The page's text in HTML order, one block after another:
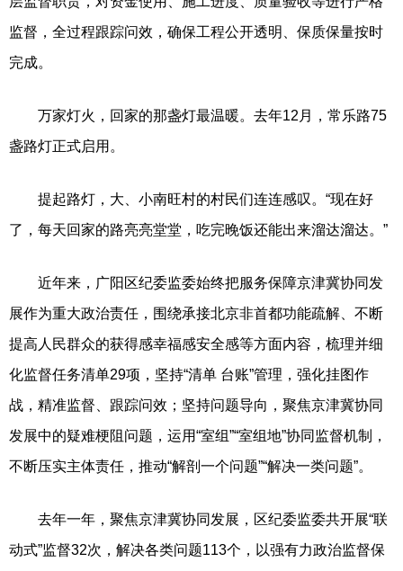
监督，全过程跟踪问效，确保工程公开透明、保质保量按时
完成。
万家灯火，回家的那盏灯最温暖。去年12月，常乐路75
盏路灯正式启用。
提起路灯，大、小南旺村的村民们连连感叹。“现在好
了，每天回家的路亮亮堂堂，吃完晚饭还能出来溜达溜达。”
近年来，广阳区纪委监委始终把服务保障京津冀协同发
展作为重大政治责任，围绕承接北京非首都功能疏解、不断
提高人民群众的获得感幸福感安全感等方面内容，梳理并细
化监督任务清单29项，坚持“清单 台账”管理，强化挂图作
战，精准监督、跟踪问效；坚持问题导向，聚焦京津冀协同
发展中的疑难梗阻问题，运用“室组”“室组地”协同监督机制，
不断压实主体责任，推动“解剖一个问题”“解决一类问题”。
去年一年，聚焦京津冀协同发展，区纪委监委共开展“联
动式”监督32次，解决各类问题113个，以强有力政治监督保